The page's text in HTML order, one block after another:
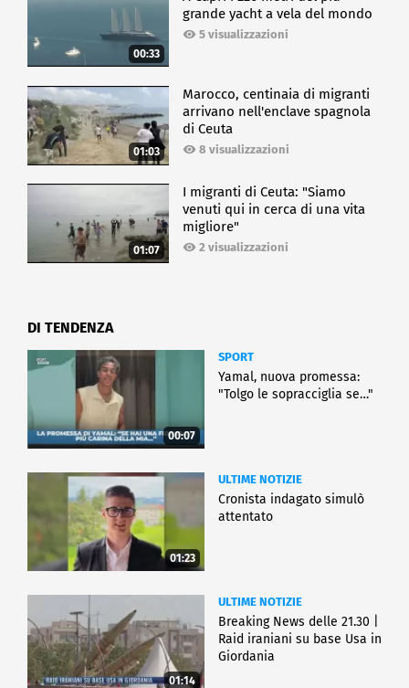
00:33
grande yacht a vela del mondo
5 visualizzazioni
01:03
Marocco, centinaia di migranti
arrivano nell'enclave spagnola
di Ceuta
8 visualizzazioni
01:07
I migranti di Ceuta: "Siamo
venuti qui in cerca di una vita
migliore"
2 visualizzazioni
DI TENDENZA
00:07
SPORT
Yamal, nuova promessa:
"Tolgo le sopracciglia se…"
01:23
ULTIME NOTIZIE
Cronista indagato simulò
attentato
01:14
ULTIME NOTIZIE
Breaking News delle 21.30 |
Raid iraniani su base Usa in
Giordania